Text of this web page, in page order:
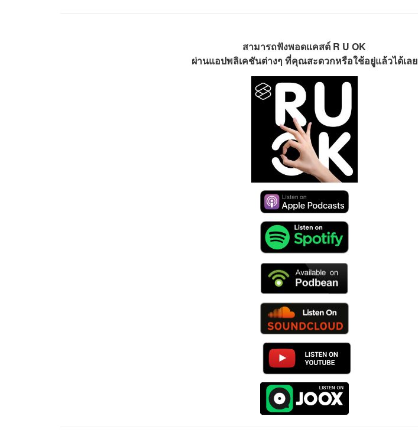
สามารถฟังพอดแคสต์ R U OK
ผ่านแอปพลิเคชันต่างๆ ที่คุณสะดวกหรือใช้อยู่แล้วได้เลย